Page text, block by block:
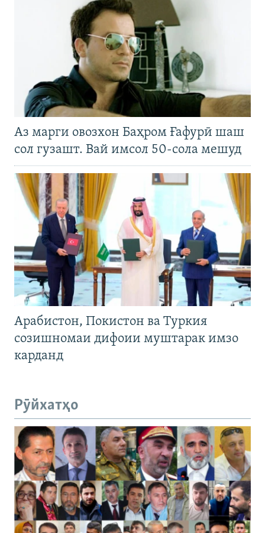
Аз марги овозхон Баҳром Ғафурӣ шаш
сол гузашт. Вай имсол 50-сола мешуд
Арабистон, Покистон ва Туркия
созишномаи дифоии муштарак имзо
карданд
Рӯйхатҳо